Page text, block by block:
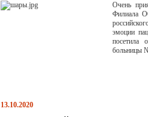
Очень
Филиала
эмоции
посетила
больницы
13.10.2020